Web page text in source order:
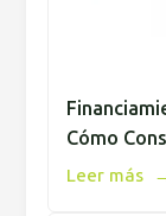
Cómo
Leer más